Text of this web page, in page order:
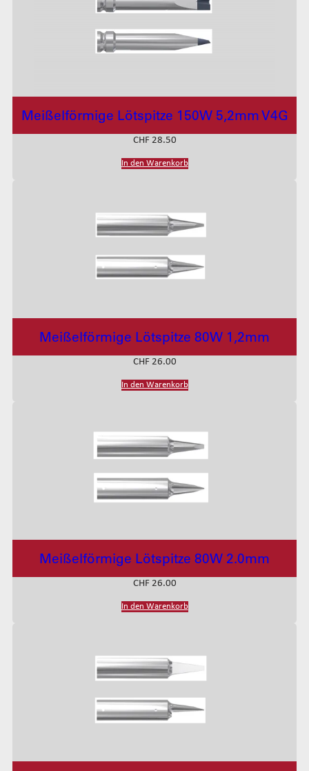
Meißelförmige Lötspitze 150W 5,2mm V4G
CHF28.50
In den Warenkorb
Meißelförmige Lötspitze 80W 1,2mm
CHF26.00
In den Warenkorb
Meißelförmige Lötspitze 80W 2.0mm
CHF26.00
In den Warenkorb